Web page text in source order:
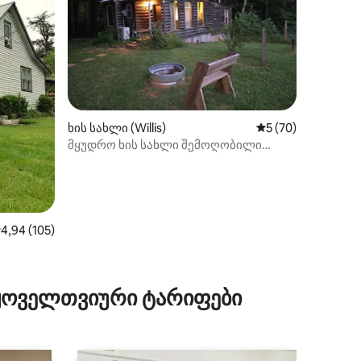
შეფასებაა 5‑დან 4,94, 105 მიმოხილვა
4,94 (105)
ხის სახლი (Willis) საშუალო
5 (70)
მყუდრო ხის სახლი შემოღობილი
ტარიფები